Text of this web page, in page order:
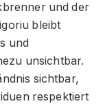
und der
bleibt
und
unsichtbar.
sichtbar,
respektiert